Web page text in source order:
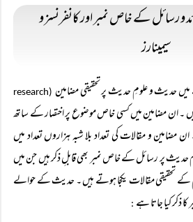
رسائل کے خاص نمبر اور کانفرنسز و
سیمینارز
حدیث و علومِ حدیث پر تحقیقی مضامین
(research
۔ ان مضامین میں کسی خاص موضوع پر اختصار کے ساتھ
مضامین و مقالات کی تعداد بلا شبہ ہزاروں تعداد میں
پر رسائل کے خاص نمبر بھی قابلِ ذکر ہیں جن میں
تحقیقی مقالات یکجا ہوتے ہیں ۔ حدیث کے حوالے
ذکر کیا جاتا ہے :